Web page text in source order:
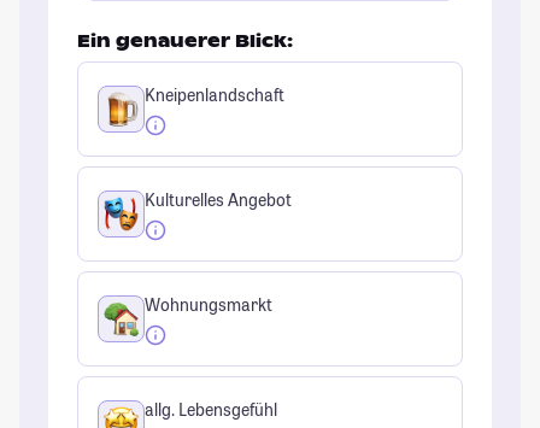
Ein genauerer Blick:
Kneipenlandschaft
Kulturelles Angebot
Wohnungsmarkt
allg. Lebensgefühl